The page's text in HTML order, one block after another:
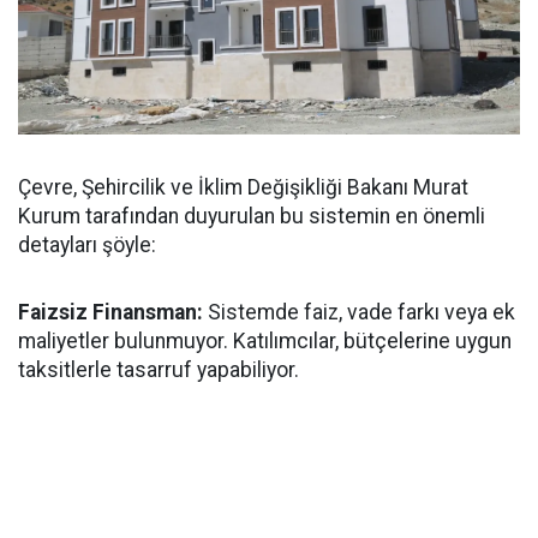
Çevre, Şehircilik ve İklim Değişikliği Bakanı Murat
Kurum tarafından duyurulan bu sistemin en önemli
detayları şöyle:
Faizsiz Finansman: Sistemde faiz, vade farkı veya ek
maliyetler bulunmuyor. Katılımcılar, bütçelerine uygun
taksitlerle tasarruf yapabiliyor.